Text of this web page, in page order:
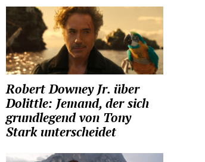
Robert Downey Jr. über
Dolittle: Jemand, der sich
grundlegend von Tony
Stark unterscheidet